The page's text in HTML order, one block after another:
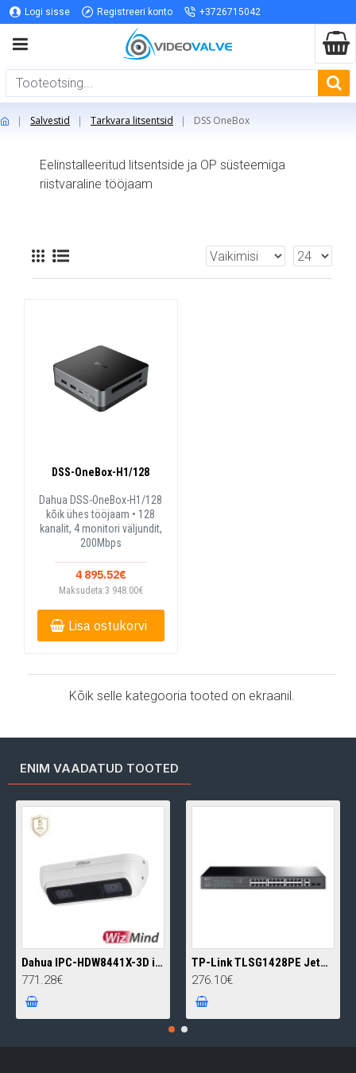
Logi sisse Registreeri konto +3726715042
Salvestid Tarkvara litsentsid DSS OneBox
Eelinstalleeritud litsentside ja OP süsteemiga
riistvaraline tööjaam
DSS-OneBox-H1/128
Dahua DSS-OneBox-H1/128
kõik ühes tööjaam • 128
kanalit, 4 monitori väljundit,
200Mbps
4 895.52€
Maksudeta:3 948.00€
Lisa ostukorvi
Kõik selle kategooria tooted on ekraanil.
ENIM VAADATUD TOOTED
Dahua IPC-HDW8441X-3D inimeste loendamise kaamera • WizMind 4MP IR20m 2.0mm(122°) audio alarm
771.28€
TP-Link TLSG1428PE JetStream Omada SDN smart switch • 24 Gigabit PoE+ ja 2 Gigabit Combo pesa 250W
276.10€